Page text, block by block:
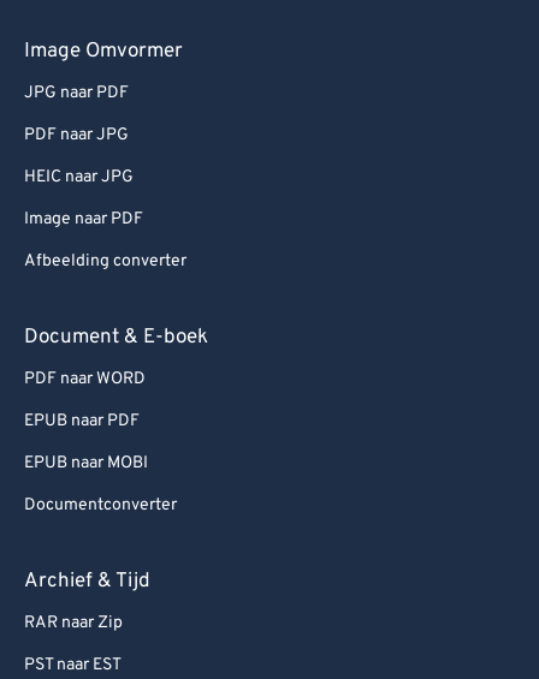
Image Omvormer
JPG naar PDF
PDF naar JPG
HEIC naar JPG
Image naar PDF
Afbeelding converter
Document & E-boek
PDF naar WORD
EPUB naar PDF
EPUB naar MOBI
Documentconverter
Archief & Tijd
RAR naar Zip
PST naar EST